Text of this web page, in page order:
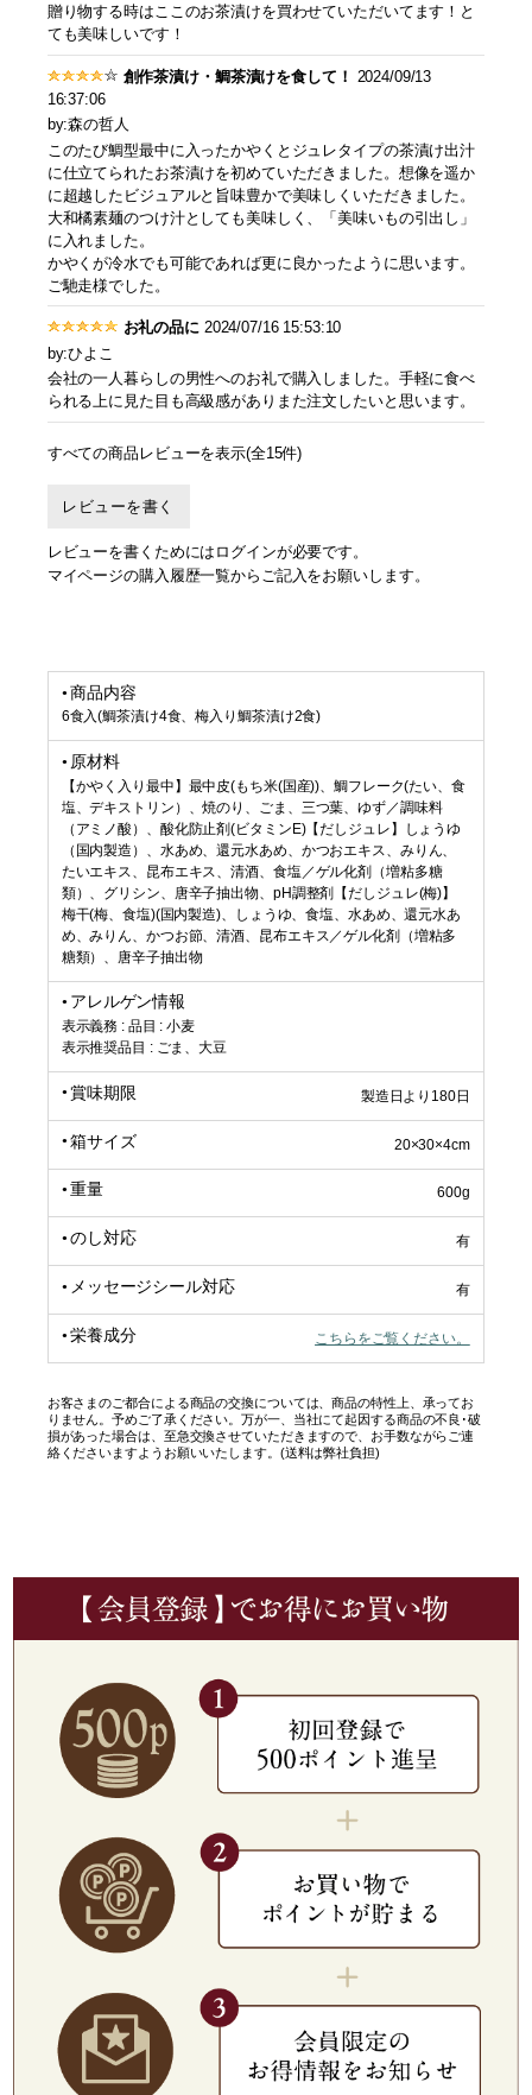
贈り物する時はここのお茶漬けを買わせていただいてます！と
ても美味しいです！
創作茶漬け・鯛茶漬けを食して！
2024/09/13
16:37:06
by:森の哲人
このたび鯛型最中に入ったかやくとジュレタイプの茶漬け出汁
に仕立てられたお茶漬けを初めていただきました。想像を遥か
に超越したビジュアルと旨味豊かで美味しくいただきました。
大和橘素麺のつけ汁としても美味しく、「美味いもの引出し」
に入れました。
かやくが冷水でも可能であれば更に良かったように思います。
ご馳走様でした。
お礼の品に2024/07/16 15:53:10
by:ひよこ
会社の一人暮らしの男性へのお礼で購入しました。手軽に食べ
られる上に見た目も高級感がありまた注文したいと思います。
すべての商品レビューを表示(全15件)
レビューを書く
レビューを書くためにはログインが必要です。
マイページの購入履歴一覧からご記入をお願いします。
商品内容
6食入(鯛茶漬け4食、梅入り鯛茶漬け2食)
原材料
【かやく入り最中】最中皮(もち米(国産))、鯛フレーク(たい、食
塩、デキストリン）、焼のり、ごま、三つ葉、ゆず／調味料
（アミノ酸）、酸化防止剤(ビタミンE)【だしジュレ】しょうゆ
（国内製造）、水あめ、還元水あめ、かつおエキス、みりん、
たいエキス、昆布エキス、清酒、食塩／ゲル化剤（増粘多糖
類）、グリシン、唐辛子抽出物、pH調整剤【だしジュレ(梅)】
梅干(梅、食塩)(国内製造)、しょうゆ、食塩、水あめ、還元水あ
め、みりん、かつお節、清酒、昆布エキス／ゲル化剤（増粘多
糖類）、唐辛子抽出物
アレルゲン情報
表示義務 : 品目 : 小麦
表示推奨品目 : ごま、大豆
賞味期限 製造日より180日
箱サイズ 20×30×4cm
重量 600g
のし対応 有
メッセージシール対応 有
栄養成分 こちらをご覧ください。
お客さまのご都合による商品の交換については、商品の特性上、承ってお
りません。予めご了承ください。万が一、当社にて起因する商品の不良･破
損があった場合は、至急交換させていただきますので、お手数ながらご連
絡くださいますようお願いいたします。(送料は弊社負担)